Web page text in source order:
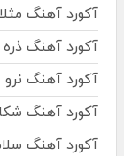
آکورد آهنگ
آکورد آهنگ ذره
آکورد آهنگ نرو
آکورد آهنگ
آکورد آهنگ